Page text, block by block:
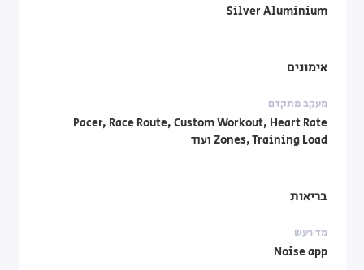
Silver Aluminium
אימונים
מעקב מתקדם
Pacer, Race Route, Custom Workout, Heart Rate
Zones, Training Load ועוד
בריאות
מד רעש
Noise app